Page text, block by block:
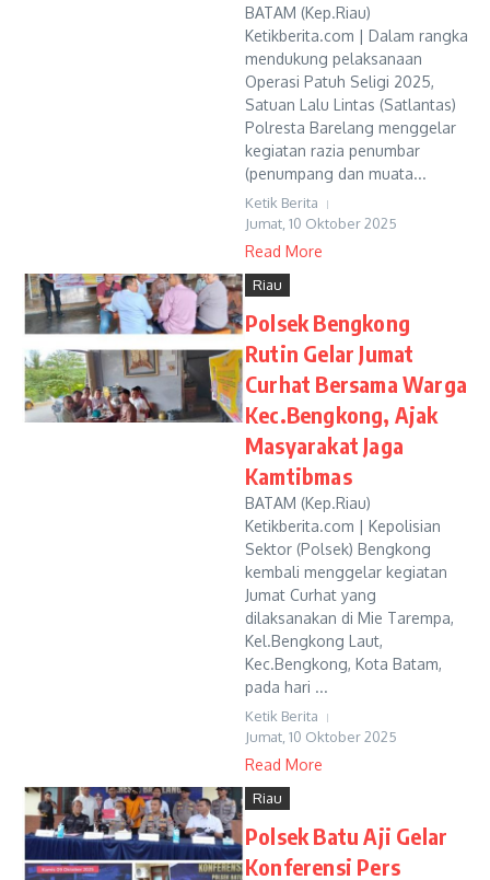
BATAM (Kep.Riau)
Ketikberita.com | Dalam rangka
mendukung pelaksanaan
Operasi Patuh Seligi 2025,
Satuan Lalu Lintas (Satlantas)
Polresta Barelang menggelar
kegiatan razia penumbar
(penumpang dan muata...
Ketik Berita
Jumat, 10 Oktober 2025
Read More
Riau
Polsek Bengkong
Rutin Gelar Jumat
Curhat Bersama Warga
Kec.Bengkong, Ajak
Masyarakat Jaga
Kamtibmas
BATAM (Kep.Riau)
Ketikberita.com | Kepolisian
Sektor (Polsek) Bengkong
kembali menggelar kegiatan
Jumat Curhat yang
dilaksanakan di Mie Tarempa,
Kel.Bengkong Laut,
Kec.Bengkong, Kota Batam,
pada hari ...
Ketik Berita
Jumat, 10 Oktober 2025
Read More
Riau
Polsek Batu Aji Gelar
Konferensi Pers